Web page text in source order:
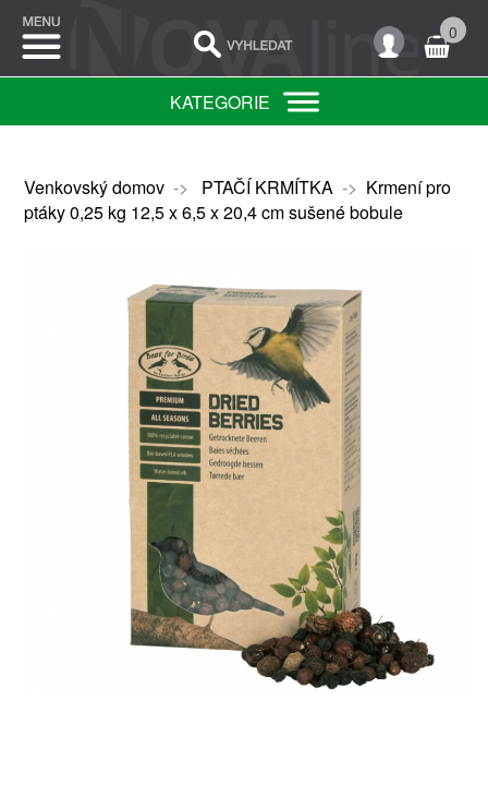
0
KATEGORIE
Venkovský domov-> PTAČÍ KRMÍTKA-> Krmení pro
ptáky 0,25 kg 12,5 x 6,5 x 20,4 cm sušené bobule